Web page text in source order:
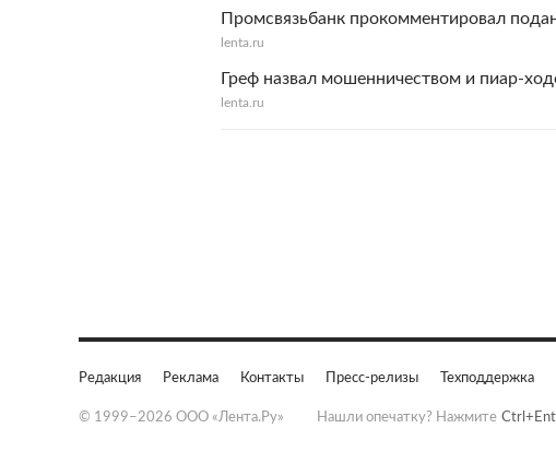
Промсвязьбанк прокомментировал
lenta.ru
Греф назвал мошенничеством и пиар-
lenta.ru
Редакция Реклама Контакты Пресс-релизы Техподдержка
© 1999–2026 ООО «Лента.Ру» Нашли опечатку? Нажмите